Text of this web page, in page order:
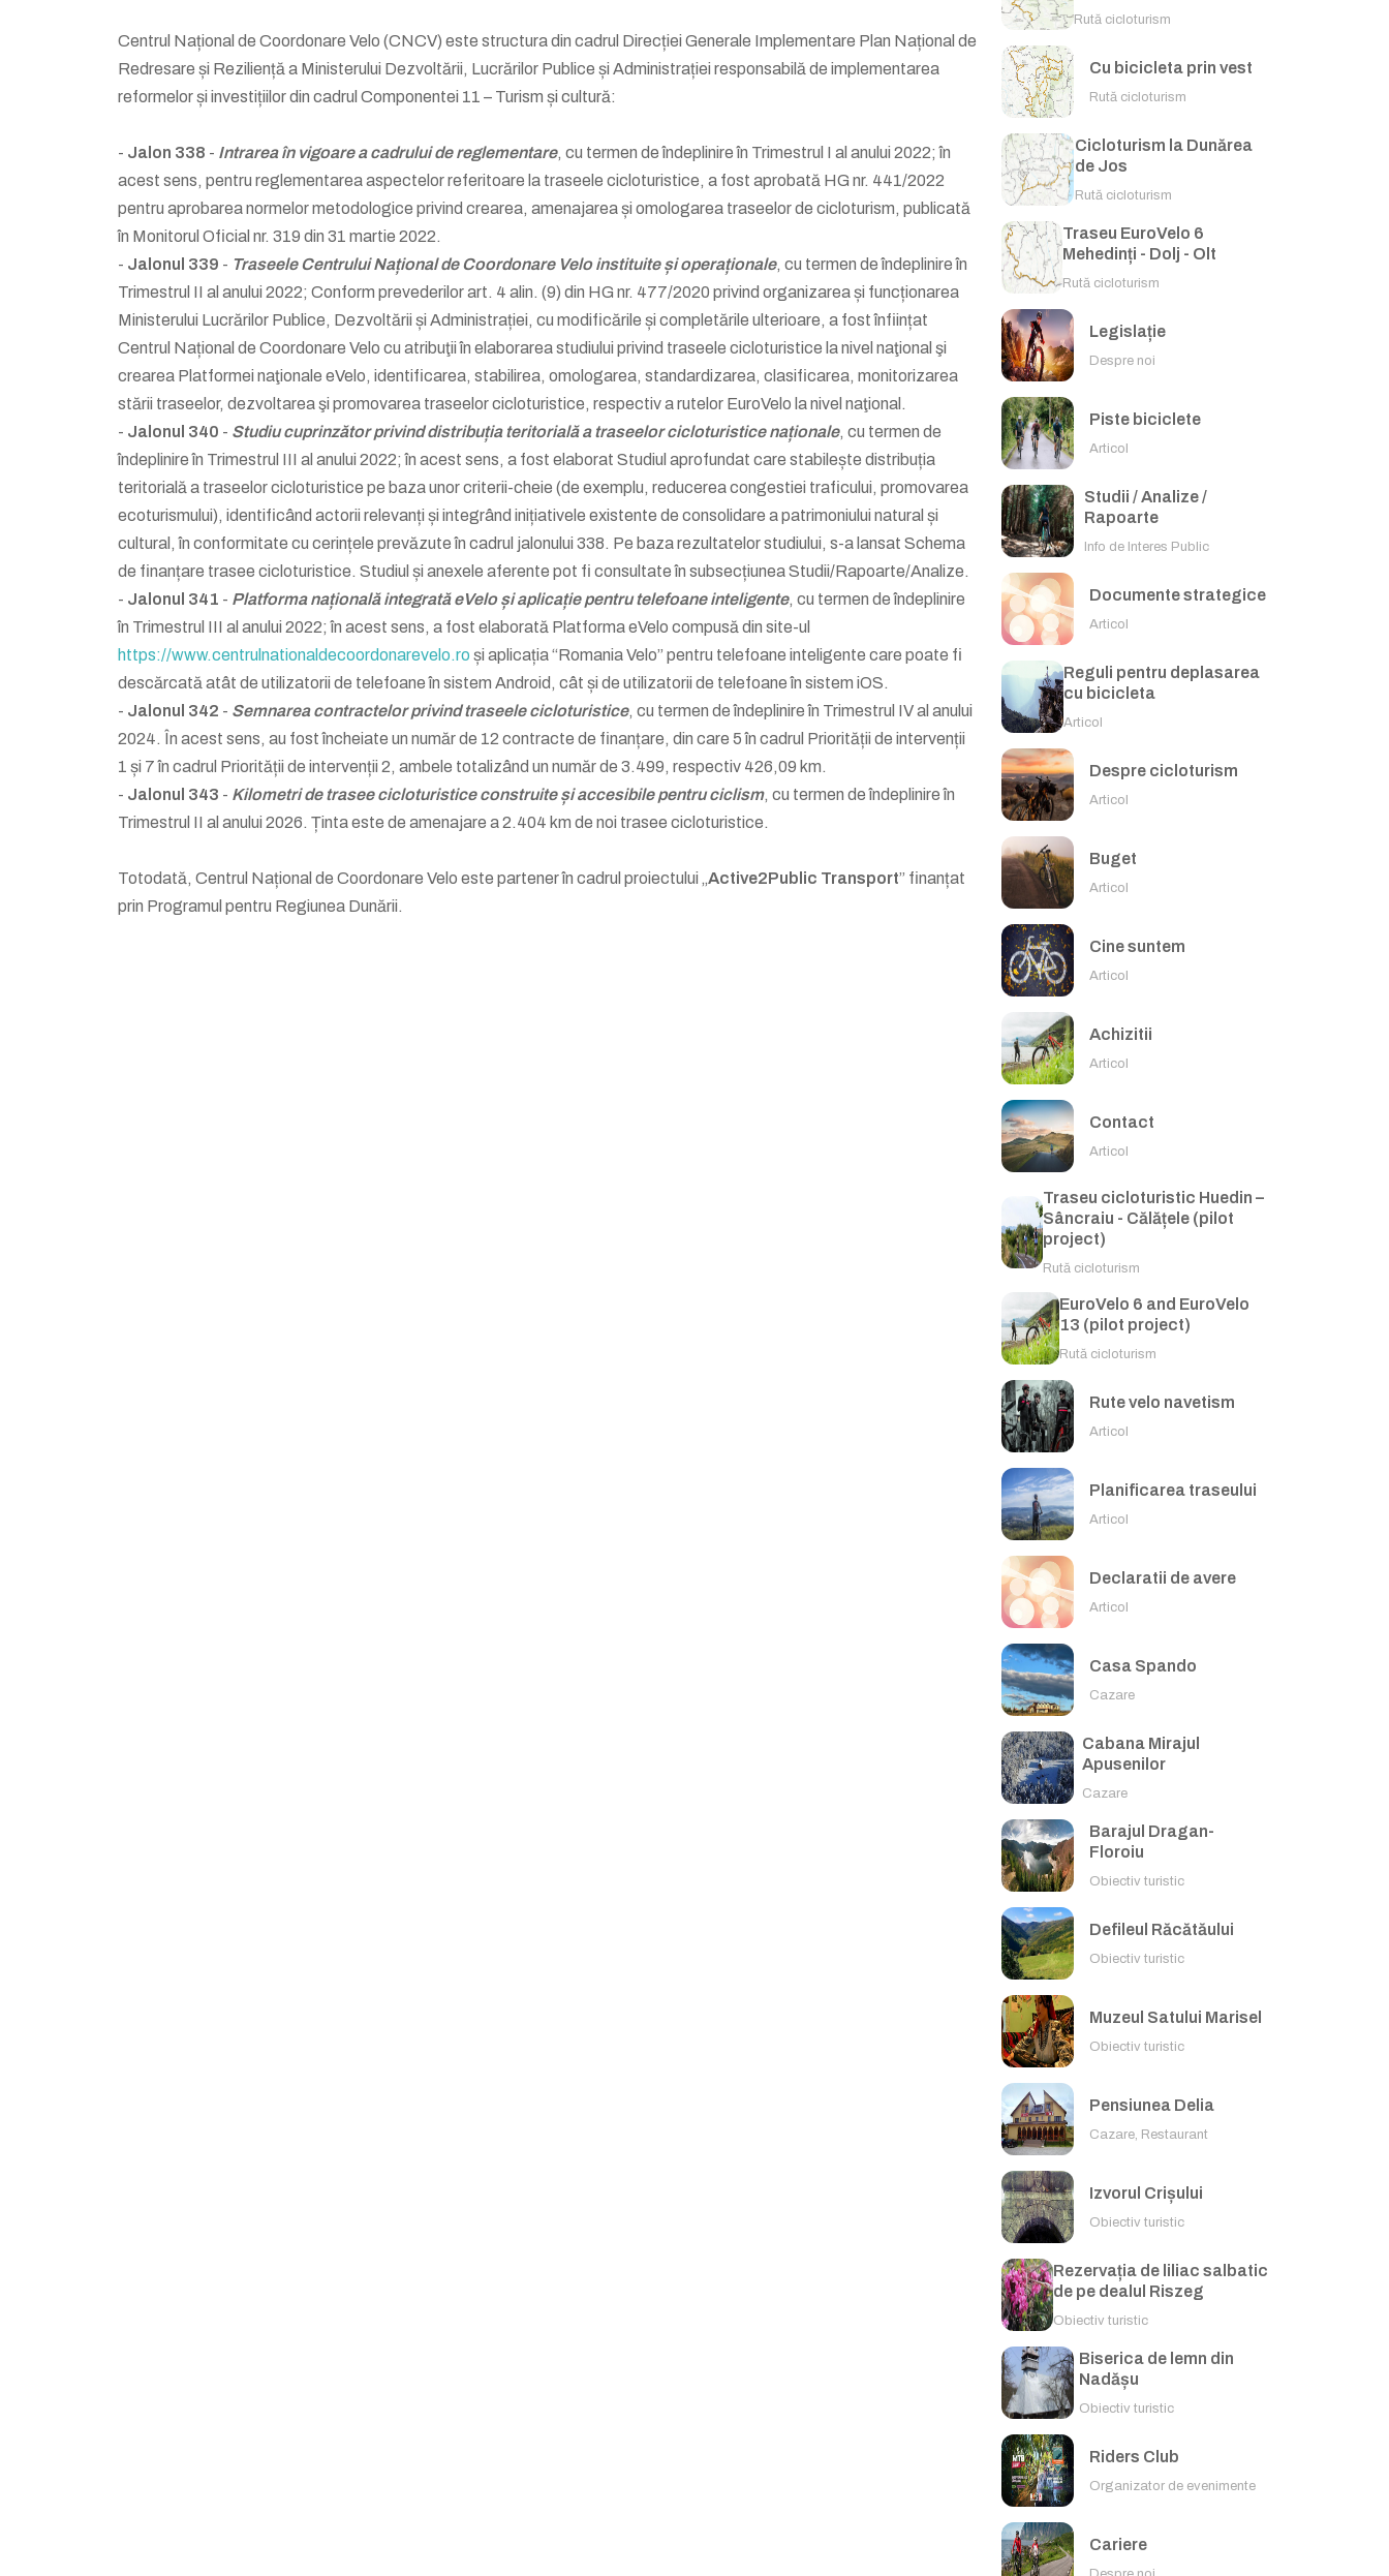
Centrul Național de Coordonare Velo (CNCV) este structura din cadrul Direcției Generale Implementare Plan Național de
Redresare și Reziliență a Ministerului Dezvoltării, Lucrărilor Publice și Administrației responsabilă de implementarea
reformelor și investițiilor din cadrul Componentei 11 – Turism și cultură:
- Jalon 338 - Intrarea în vigoare a cadrului de reglementare, cu termen de îndeplinire în Trimestrul I al anului 2022; în
acest sens, pentru reglementarea aspectelor referitoare la traseele cicloturistice, a fost aprobată HG nr. 441/2022
pentru aprobarea normelor metodologice privind crearea, amenajarea și omologarea traseelor de cicloturism, publicată
în Monitorul Oficial nr. 319 din 31 martie 2022.
- Jalonul 339 - Traseele Centrului Național de Coordonare Velo instituite și operaționale, cu termen de îndeplinire în
Trimestrul II al anului 2022; Conform prevederilor art. 4 alin. (9) din HG nr. 477/2020 privind organizarea și funcționarea
Ministerului Lucrărilor Publice, Dezvoltării și Administrației, cu modificările și completările ulterioare, a fost înființat
Centrul Național de Coordonare Velo cu atribuţii în elaborarea studiului privind traseele cicloturistice la nivel naţional şi
crearea Platformei naţionale eVelo, identificarea, stabilirea, omologarea, standardizarea, clasificarea, monitorizarea
stării traseelor, dezvoltarea şi promovarea traseelor cicloturistice, respectiv a rutelor EuroVelo la nivel naţional.
- Jalonul 340 - Studiu cuprinzător privind distribuția teritorială a traseelor cicloturistice naționale, cu termen de
îndeplinire în Trimestrul III al anului 2022; în acest sens, a fost elaborat Studiul aprofundat care stabilește distribuția
teritorială a traseelor cicloturistice pe baza unor criterii-cheie (de exemplu, reducerea congestiei traficului, promovarea
ecoturismului), identificând actorii relevanți și integrând inițiativele existente de consolidare a patrimoniului natural și
cultural, în conformitate cu cerințele prevăzute în cadrul jalonului 338. Pe baza rezultatelor studiului, s-a lansat Schema
de finanțare trasee cicloturistice. Studiul și anexele aferente pot fi consultate în subsecțiunea Studii/Rapoarte/Analize.
- Jalonul 341 - Platforma națională integrată eVelo și aplicație pentru telefoane inteligente, cu termen de îndeplinire
în Trimestrul III al anului 2022; în acest sens, a fost elaborată Platforma eVelo compusă din site-ul
https://www.centrulnationaldecoordonarevelo.ro și aplicația “Romania Velo” pentru telefoane inteligente care poate fi
descărcată atât de utilizatorii de telefoane în sistem Android, cât și de utilizatorii de telefoane în sistem iOS.
- Jalonul 342 - Semnarea contractelor privind traseele cicloturistice, cu termen de îndeplinire în Trimestrul IV al anului
2024. În acest sens, au fost încheiate un număr de 12 contracte de finanțare, din care 5 în cadrul Priorității de intervenții
1 și 7 în cadrul Priorității de intervenții 2, ambele totalizând un număr de 3.499, respectiv 426,09 km.
- Jalonul 343 - Kilometri de trasee cicloturistice construite și accesibile pentru ciclism, cu termen de îndeplinire în
Trimestrul II al anului 2026. Ținta este de amenajare a 2.404 km de noi trasee cicloturistice.
Totodată, Centrul Național de Coordonare Velo este partener în cadrul proiectului „Active2Public Transport” finanțat
prin Programul pentru Regiunea Dunării.
Rută cicloturism
Cu bicicleta prin vest
Rută cicloturism
Cicloturism la Dunărea
de Jos
Rută cicloturism
Traseu EuroVelo 6
Mehedinți - Dolj - Olt
Rută cicloturism
Legislație
Despre noi
Piste biciclete
Articol
Studii / Analize /
Rapoarte
Info de Interes Public
Documente strategice
Articol
Reguli pentru deplasarea
cu bicicleta
Articol
Despre cicloturism
Articol
Buget
Articol
Cine suntem
Articol
Achizitii
Articol
Contact
Articol
Traseu cicloturistic Huedin –
Sâncraiu - Călățele (pilot
project)
Rută cicloturism
EuroVelo 6 and EuroVelo
13 (pilot project)
Rută cicloturism
Rute velo navetism
Articol
Planificarea traseului
Articol
Declaratii de avere
Articol
Casa Spando
Cazare
Cabana Mirajul
Apusenilor
Cazare
Barajul Dragan-
Floroiu
Obiectiv turistic
Defileul Răcătăului
Obiectiv turistic
Muzeul Satului Marisel
Obiectiv turistic
Pensiunea Delia
Cazare, Restaurant
Izvorul Crișului
Obiectiv turistic
Rezervația de liliac salbatic
de pe dealul Riszeg
Obiectiv turistic
Biserica de lemn din
Nadășu
Obiectiv turistic
Riders Club
Organizator de evenimente
Cariere